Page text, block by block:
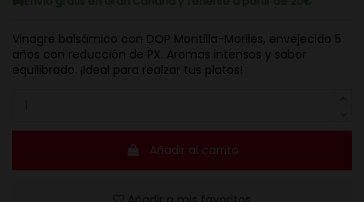
Vinagre balsámico con DOP Montilla-Moriles, envejecido 5
años con reducción de PX. Aromas intensos y sabor
equilibrado. ¡Ideal para realzar tus platos!
Añadir al carrito